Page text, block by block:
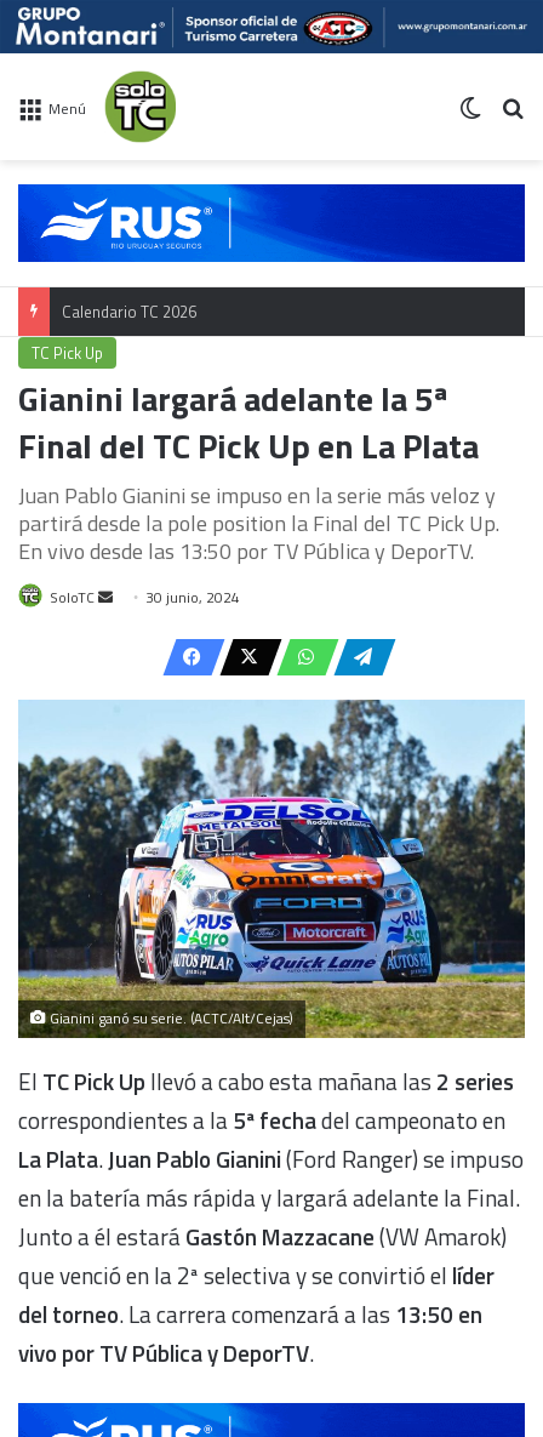
Menú
Calendario TC 2026
TC Pick Up
Gianini largará adelante la 5ª
Final del TC Pick Up en La Plata
Juan Pablo Gianini se impuso en la serie más veloz y
partirá desde la pole position la Final del TC Pick Up.
En vivo desde las 13:50 por TV Pública y DeporTV.
SoloTC
Send 30 junio, 2024
Gianini ganó su serie. (ACTC/Alt/Cejas)
El TC Pick Up llevó a cabo esta mañana las 2 series
correspondientes a la5ª fechadel campeonato en
La Plata.Juan Pablo Gianini(Ford Ranger) se impuso
en la batería más rápida y largará adelante la Final.
Junto a él estaráGastón Mazzacane(VW Amarok)
que venció en la 2ª selectiva y se convirtió el líder
del torneo. La carrera comenzará a las 13:50 en
vivo por TV Pública y DeporTV.